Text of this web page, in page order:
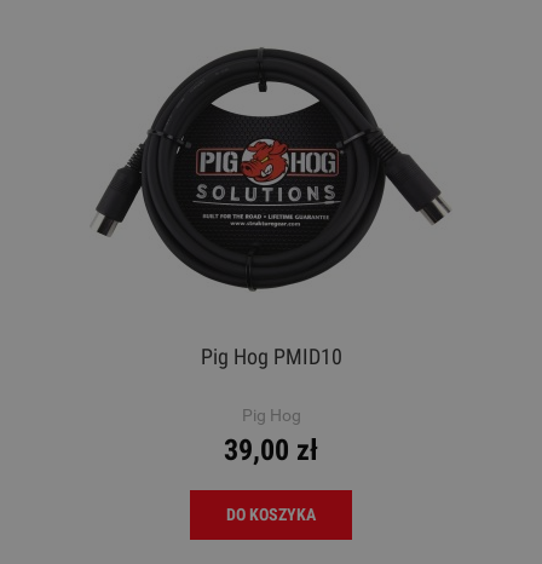
Pig Hog PMID10
Pig Hog
39,00 zł
DO KOSZYKA